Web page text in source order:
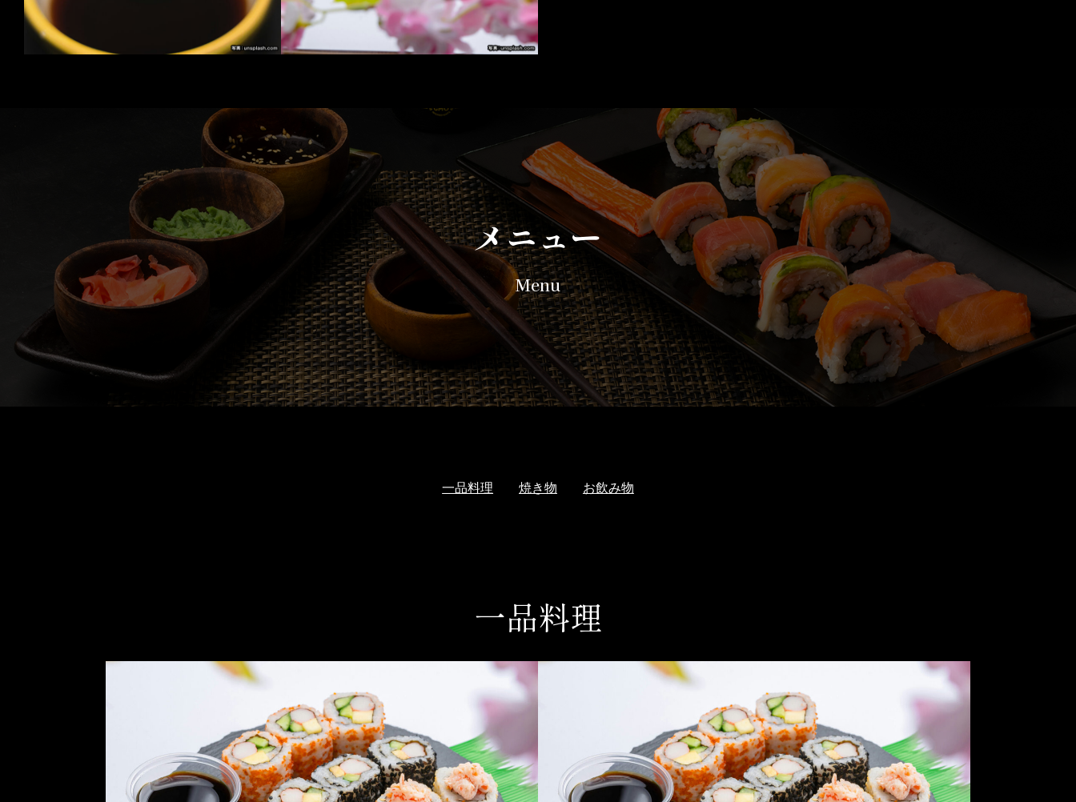
メニュー
Menu
一品料理 焼き物 お飲み物
一品料理